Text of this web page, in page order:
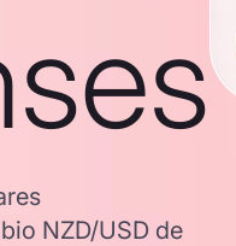
NZD/USD de